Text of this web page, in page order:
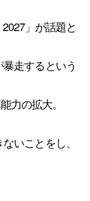
」が話題と
走するという
力の拡大。
いことをし、